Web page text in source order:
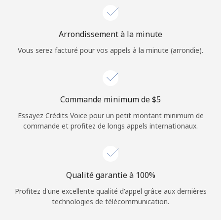
Arrondissement à la minute
Vous serez facturé pour vos appels à la minute (arrondie).
Commande minimum de ⁦$5⁩
Essayez Crédits Voice pour un petit montant minimum de
commande et profitez de longs appels internationaux.
Qualité garantie à 100%
Profitez d'une excellente qualité d'appel grâce aux dernières
technologies de télécommunication.